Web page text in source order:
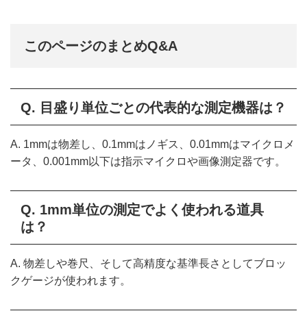
このページのまとめQ&A
Q. 目盛り単位ごとの代表的な測定機器は？
A. 1mmは物差し、0.1mmはノギス、0.01mmはマイクロメ
ータ、0.001mm以下は指示マイクロや画像測定器です。
Q. 1mm単位の測定でよく使われる道具
は？
A. 物差しや巻尺、そして高精度な基準長さとしてブロッ
クゲージが使われます。